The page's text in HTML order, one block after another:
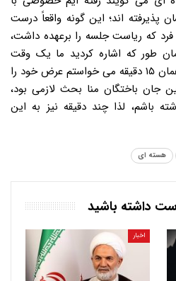
اند؛ این گونه واقعاً درست
که ریاست جلسه را برعهده داشت،
طور که اشاره کردید ما یک وقت
محدودی داریم و بنده هم در همان ۱۵ دقیقه می خواستم عرض خود را
جان باختگان منا بحث لازمی بود،
باشم، لذا چند دقیقه نیز به این
هسته ای
داشته باشید
اخبار